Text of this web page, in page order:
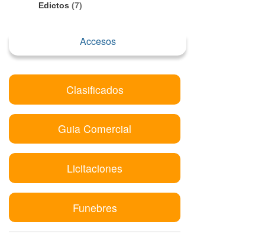
Edictos (7)
Accesos
Clasificados
Guia Comercial
Licitaciones
Funebres